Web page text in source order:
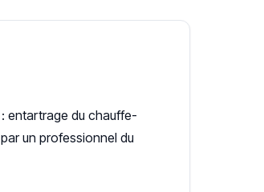
entartrage du chauffe-
un professionnel du